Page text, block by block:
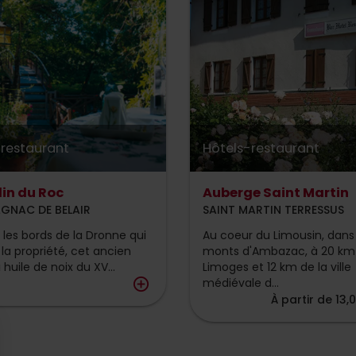
du Roc
DE BELAIR
les bords de la Dronne qui
propriété, cet ancien
de noix du XV...
add_circle_outline
Hôtels-restaurant
Auberge Saint Martin
SAINT MARTIN TERRESSUS
Au coeur du Limousin,
monts d'Ambazac, à 20
Limoges et 12 km de la ville
médiévale d...
À partir de